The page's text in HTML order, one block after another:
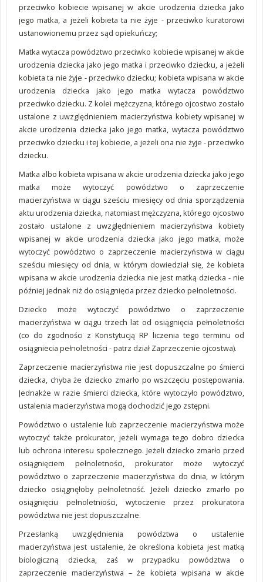
przeciwko kobiecie wpisanej w akcie urodzenia dziecka jako
jego matka, a jeżeli kobieta ta nie żyje - przeciwko kuratorowi
ustanowionemu przez sąd opiekuńczy;
Matka wytacza powództwo przeciwko kobiecie wpisanej w akcie
urodzenia dziecka jako jego matka i przeciwko dziecku, a jeżeli
kobieta ta nie żyje - przeciwko dziecku; kobieta wpisana w akcie
urodzenia dziecka jako jego matka wytacza powództwo
przeciwko dziecku. Z kolei mężczyzna, którego ojcostwo zostało
ustalone z uwzględnieniem macierzyństwa kobiety wpisanej w
akcie urodzenia dziecka jako jego matka, wytacza powództwo
przeciwko dziecku i tej kobiecie, a jeżeli ona nie żyje - przeciwko
dziecku.
Matka albo kobieta wpisana w akcie urodzenia dziecka jako jego
matka może wytoczyć powództwo o zaprzeczenie
macierzyństwa w ciągu sześciu miesięcy od dnia sporządzenia
aktu urodzenia dziecka, natomiast mężczyzna, którego ojcostwo
zostało ustalone z uwzględnieniem macierzyństwa kobiety
wpisanej w akcie urodzenia dziecka jako jego matka, może
wytoczyć powództwo o zaprzeczenie macierzyństwa w ciągu
sześciu miesięcy od dnia, w którym dowiedział się, że kobieta
wpisana w akcie urodzenia dziecka nie jest matką dziecka - nie
później jednak niż do osiągnięcia przez dziecko pełnoletności.
Dziecko może wytoczyć powództwo o zaprzeczenie
macierzyństwa w ciągu trzech lat od osiągnięcia pełnoletności
(co do zgodności z Konstytucją RP liczenia tego terminu od
osiągniecia pełnoletności - patrz dział Zaprzeczenie ojcostwa).
Zaprzeczenie macierzyństwa nie jest dopuszczalne po śmierci
dziecka, chyba że dziecko zmarło po wszczęciu postępowania.
Jednakże w razie śmierci dziecka, które wytoczyło powództwo,
ustalenia macierzyństwa mogą dochodzić jego zstępni.
Powództwo o ustalenie lub zaprzeczenie macierzyństwa może
wytoczyć także prokurator, jeżeli wymaga tego dobro dziecka
lub ochrona interesu społecznego. Jeżeli dziecko zmarło przed
osiągnięciem pełnoletności, prokurator może wytoczyć
powództwo o zaprzeczenie macierzyństwa do dnia, w którym
dziecko osiągnęłoby pełnoletność. Jeżeli dziecko zmarło po
osiągnięciu pełnoletniości, wytoczenie przez prokuratora
powództwa nie jest dopuszczalne.
Przesłanką uwzględnienia powództwa o ustalenie
macierzyństwa jest ustalenie, że określona kobieta jest matką
biologiczną dziecka, zaś w przypadku powództwa o
zaprzeczenie macierzyństwa – że kobieta wpisana w akcie